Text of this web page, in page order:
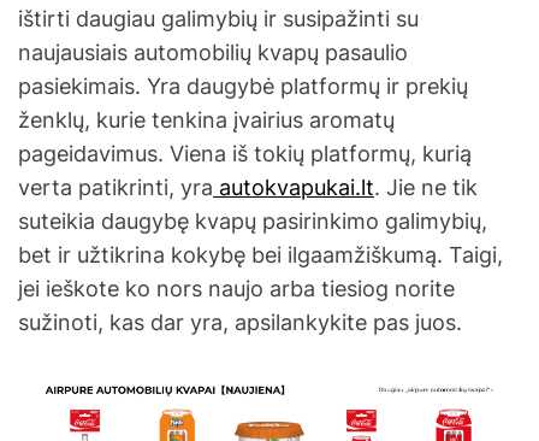
ištirti daugiau galimybių ir susipažinti su
naujausiais automobilių kvapų pasaulio
pasiekimais. Yra daugybė platformų ir prekių
ženklų, kurie tenkina įvairius aromatų
pageidavimus. Viena iš tokių platformų, kurią
verta patikrinti, yra autokvapukai.lt. Jie ne tik
suteikia daugybę kvapų pasirinkimo galimybių,
bet ir užtikrina kokybę bei ilgaamžiškumą. Taigi,
jei ieškote ko nors naujo arba tiesiog norite
sužinoti, kas dar yra, apsilankykite pas juos.